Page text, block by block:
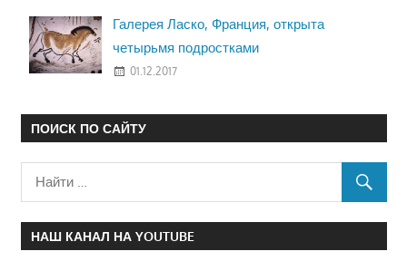
Галерея Ласко, Франция, открыта
четырьмя подростками
01.12.2017
ПОИСК ПО САЙТУ
НАШ КАНАЛ НА YOUTUBE